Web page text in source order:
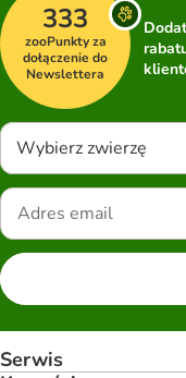
333
zooPunkty za
dołączenie do
Newslettera
Wybierz zwierzę
Serwis